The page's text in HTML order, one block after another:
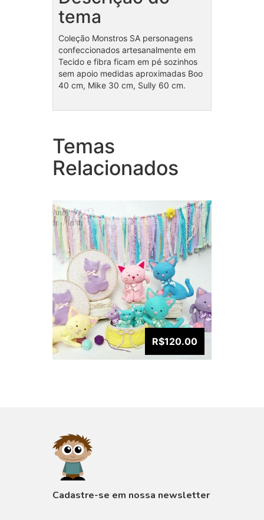
tema
Coleção Monstros SA personagens
confeccionados artesanalmente em
Tecido e fibra ficam em pé sozinhos
sem apoio medidas aproximadas Boo
40 cm, Mike 30 cm, Sully 60 cm.
Temas
Relacionados
Coleção Gatinhos
R$120.00
Cadastre-se em nossa newsletter